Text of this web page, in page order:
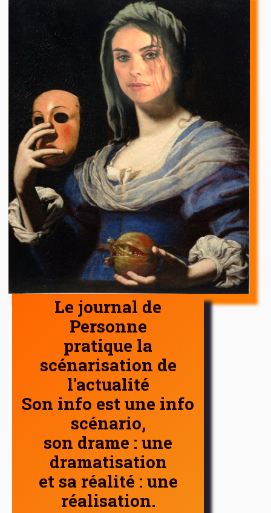
Le journal de
Personne
pratique la
scénarisation de
l'actualité
Son info est une info
scénario,
son drame : une
dramatisation
et sa réalité : une
réalisation.